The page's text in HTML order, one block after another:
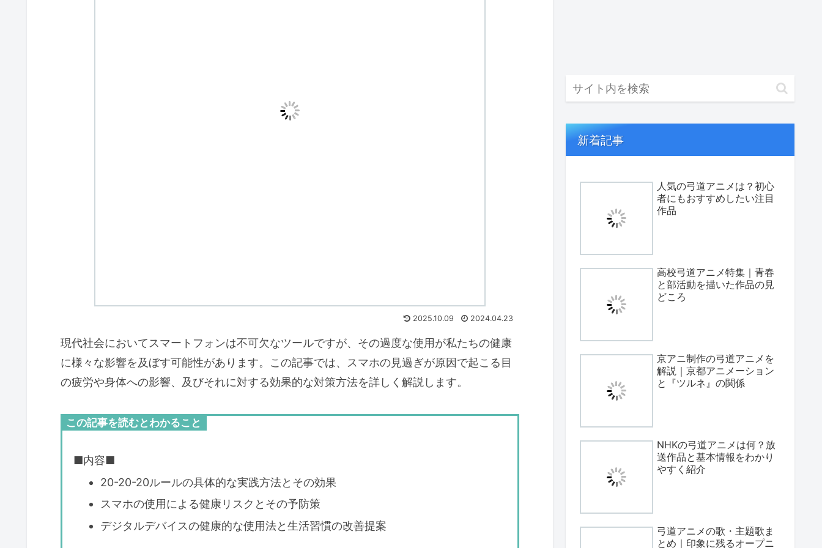
2025.10.09 2024.04.23
現代社会においてスマートフォンは不可欠なツールですが、その過度な使用が私たちの健康
に様々な影響を及ぼす可能性があります。この記事では、スマホの見過ぎが原因で起こる目
の疲労や身体への影響、及びそれに対する効果的な対策方法を詳しく解説します。
この記事を読むとわかること
■内容■
20-20-20ルールの具体的な実践方法とその効果
スマホの使用による健康リスクとその予防策
デジタルデバイスの健康的な使用法と生活習慣の改善提案
新着記事
人気の弓道アニメは？初心
者にもおすすめしたい注目
作品
高校弓道アニメ特集｜青春
と部活動を描いた作品の見
どころ
京アニ制作の弓道アニメを
解説｜京都アニメーション
と『ツルネ』の関係
NHKの弓道アニメは何？放
送作品と基本情報をわかり
やすく紹介
弓道アニメの歌・主題歌ま
とめ｜印象に残るオープニ